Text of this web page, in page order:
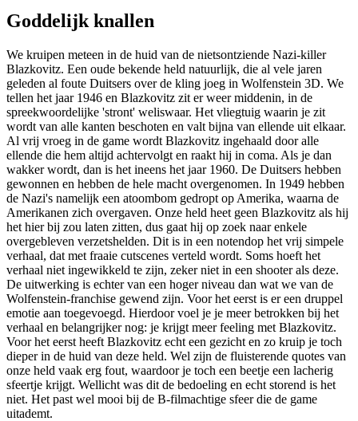
Goddelijk knallen
We kruipen meteen in de huid van de nietsontziende Nazi-killer
Blazkovitz. Een oude bekende held natuurlijk, die al vele jaren
geleden al foute Duitsers over de kling joeg in Wolfenstein 3D. We
tellen het jaar 1946 en Blazkovitz zit er weer middenin, in de
spreekwoordelijke 'stront' weliswaar. Het vliegtuig waarin je zit
wordt van alle kanten beschoten en valt bijna van ellende uit elkaar.
Al vrij vroeg in de game wordt Blazkovitz ingehaald door alle
ellende die hem altijd achtervolgt en raakt hij in coma. Als je dan
wakker wordt, dan is het ineens het jaar 1960. De Duitsers hebben
gewonnen en hebben de hele macht overgenomen. In 1949 hebben
de Nazi's namelijk een atoombom gedropt op Amerika, waarna de
Amerikanen zich overgaven. Onze held heet geen Blazkovitz als hij
het hier bij zou laten zitten, dus gaat hij op zoek naar enkele
overgebleven verzetshelden. Dit is in een notendop het vrij simpele
verhaal, dat met fraaie cutscenes verteld wordt. Soms hoeft het
verhaal niet ingewikkeld te zijn, zeker niet in een shooter als deze.
De uitwerking is echter van een hoger niveau dan wat we van de
Wolfenstein-franchise gewend zijn. Voor het eerst is er een druppel
emotie aan toegevoegd. Hierdoor voel je je meer betrokken bij het
verhaal en belangrijker nog: je krijgt meer feeling met Blazkovitz.
Voor het eerst heeft Blazkovitz echt een gezicht en zo kruip je toch
dieper in de huid van deze held. Wel zijn de fluisterende quotes van
onze held vaak erg fout, waardoor je toch een beetje een lacherig
sfeertje krijgt. Wellicht was dit de bedoeling en echt storend is het
niet. Het past wel mooi bij de B-filmachtige sfeer die de game
uitademt.